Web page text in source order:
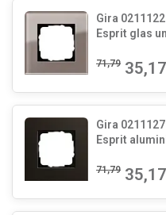
Gira
Esprit glas
71,79 35,17
Gira
Esprit
71,79 35,17